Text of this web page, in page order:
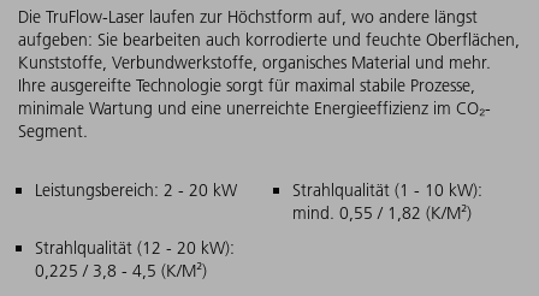
Die TruFlow-Laser laufen zur Höchstform auf, wo andere längst
aufgeben: Sie bearbeiten auch korrodierte und feuchte Oberflächen,
Kunststoffe, Verbundwerkstoffe, organisches Material und mehr.
Ihre ausgereifte Technologie sorgt für maximal stabile Prozesse,
minimale Wartung und eine unerreichte Energieeffizienz im CO₂-
Segment.
Hauptmerkmale
Leistungsbereich: 2 - 20 kW
Strahlqualität (1 - 10 kW):
mind. 0,55 / 1,82 (K/M²)
Strahlqualität (12 - 20 kW):
0,225 / 3,8 - 4,5 (K/M²)